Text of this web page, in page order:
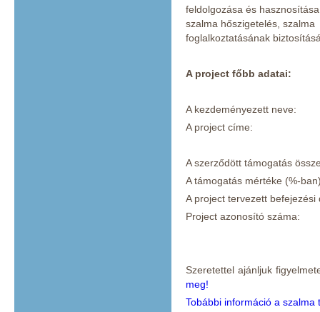
feldolgozása és
szalma hőszigetelés,
foglalkoztatásának
A project főbb adatai:
A
A project címe:
A szerződött
A támogatás
A project
Project
Szeretettel ajánljuk
meg!
Tobábbi információ a